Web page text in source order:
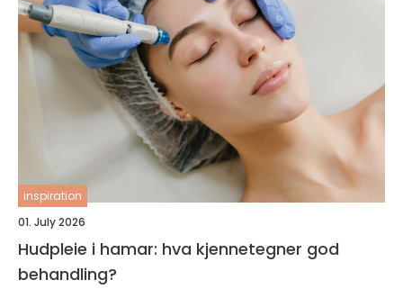
inspiration
01. July 2026
Hudpleie i hamar: hva kjennetegner god
behandling?